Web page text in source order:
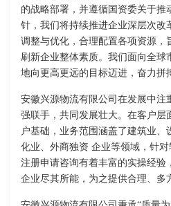
的战略部署，并遵循国资委关于推
针，我们将持续推进企业深层次改
调整与优化，合理配置各项资源，
刷新企业整体素质。我们面向全球
地向更高更远的目标迈进，奋力拼
安徽兴源物流有限公司在发展中注
强联手，共同发展壮大。在客户层
户基础，业务范围涵盖了建筑业、
化业、外商独资 企业等领域，针
注册申请咨询有着丰富的实操经验
企业尽其所能，为之提供合理、多